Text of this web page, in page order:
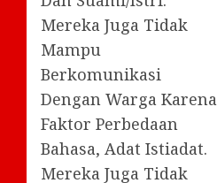
Mereka Juga Tidak
Mampu
Berkomunikasi
Dengan Warga Karena
Faktor Perbedaan
Bahasa, Adat Istiadat.
Mereka Juga Tidak